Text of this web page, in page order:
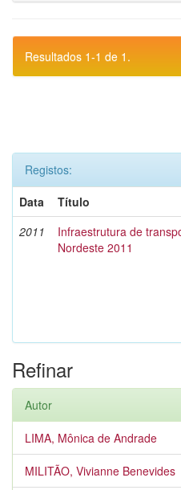
Resultados 1-1 de 1.
Registos:
Data
Título
2011
Infraestrutura de
Nordeste 2011
Refinar
Autor
LIMA, Mônica de Andrade
MILITÃO, Vivianne Benevides